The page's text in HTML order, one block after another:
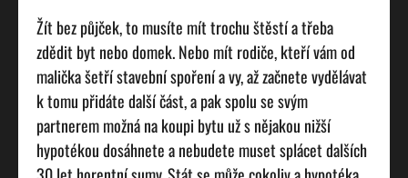
Žít bez půjček, to musíte mít trochu štěstí a třeba
zdědit byt nebo domek. Nebo mít rodiče, kteří vám od
malička šetří stavební spoření a vy, až začnete vydělávat
k tomu přidáte další část, a pak spolu se svým
partnerem možná na koupi bytu už s nějakou nižší
hypotékou dosáhnete a nebudete muset splácet dalších